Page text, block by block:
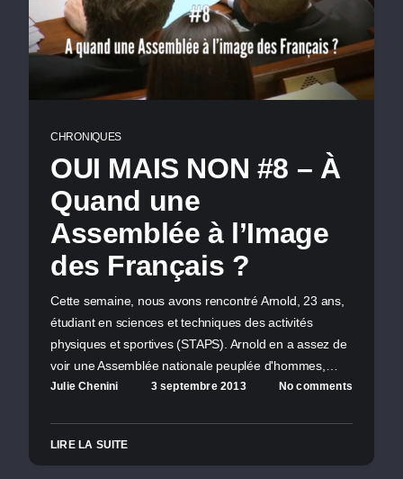
CHRONIQUES
OUI MAIS NON #8 – À
Quand une
Assemblée à l’Image
des Français ?
Cette semaine, nous avons rencontré Arnold, 23 ans,
étudiant en sciences et techniques des activités
physiques et sportives (STAPS). Arnold en a assez de
voir une Assemblée nationale peuplée d'hommes,…
Julie Chenini 3 septembre 2013 No comments
LIRE LA SUITE